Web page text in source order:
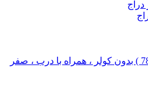
مینی لودر Doraj 781 ( دراج 781 ) بدون کولر ، همراه با درب ، صفر